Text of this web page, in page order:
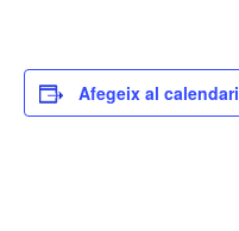
Afegeix al calendari